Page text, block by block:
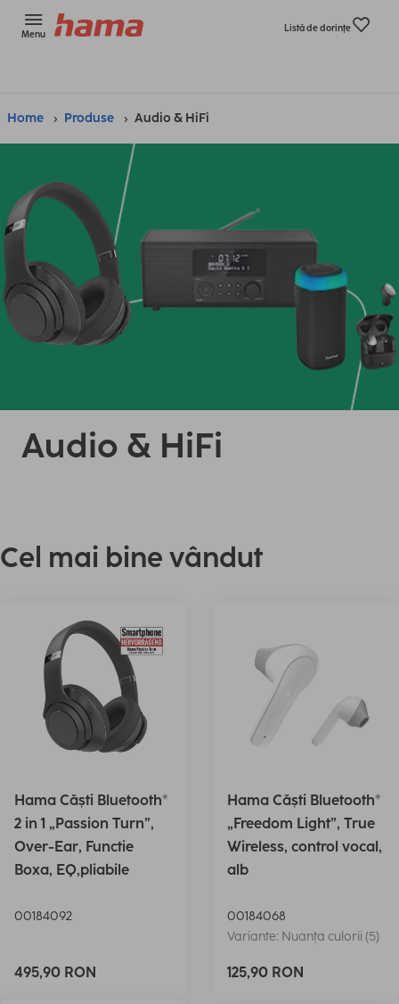
Menu
Listă de dorinţe
Home Produse Audio & HiFi
Audio & HiFi
Cel mai bine vândut
Hama Căști Bluetooth®
2 in 1 „Passion Turn”,
Over-Ear, Functie
Boxa, EQ,pliabile
00184092
495,90 RON
Hama Căști Bluetooth®
„Freedom Light”, True
Wireless, control vocal,
alb
00184068
Variante: Nuanța culorii (5)
125,90 RON